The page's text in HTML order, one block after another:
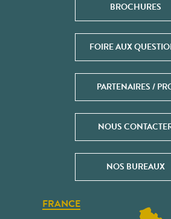
BROCHURES
FOIRE AUX
PARTENAIRES /
NOUS
NOS BUREAUX
FRANCE